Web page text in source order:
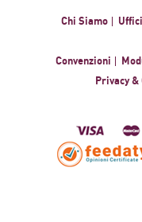
Chi Siamo
Convenzioni
Privacy &